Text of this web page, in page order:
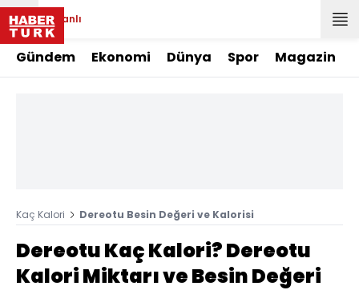
Canlı
Gündem Ekonomi Dünya Spor Magazin
Kaç Kalori Dereotu Besin Değeri ve Kalorisi
Dereotu Kaç Kalori? Dereotu
Kalori Miktarı ve Besin Değeri